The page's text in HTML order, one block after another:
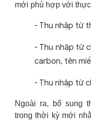
mới phù hợp với
- Thu nhập từ
- Thu nhập từ
carbon, tên
- Thu nhập từ
Ngoài ra, bổ sung
trong thời kỳ mới